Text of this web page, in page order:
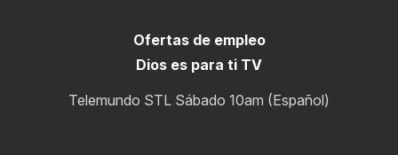
Ofertas de empleo
Dios es para ti TV
Telemundo STL Sábado 10am (Español)